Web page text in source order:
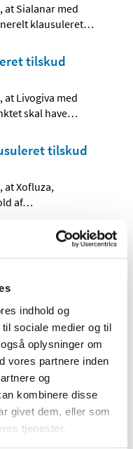
indhold og
sociale medier og til
oplysninger om
vores partnere inden
og
kombinere disse
givet dem, eller som
tjenester.
Sialanar med
klausuleret…
tilskud
Livogiva med
skal have…
tilskud
Xofluza,
af…
10 nye
for insuliner
fremtidig
i høring med frist